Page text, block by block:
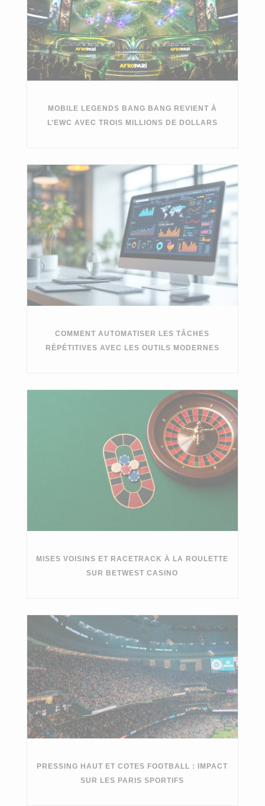
MOBILE LEGENDS BANG BANG REVIENT À
L’EWC AVEC TROIS MILLIONS DE DOLLARS
COMMENT AUTOMATISER LES TÂCHES
RÉPÉTITIVES AVEC LES OUTILS MODERNES
MISES VOISINS ET RACETRACK À LA ROULETTE
SUR BETWEST CASINO
PRESSING HAUT ET COTES FOOTBALL : IMPACT
SUR LES PARIS SPORTIFS